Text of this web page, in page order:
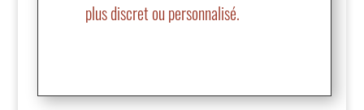
plus discret ou personnalisé.